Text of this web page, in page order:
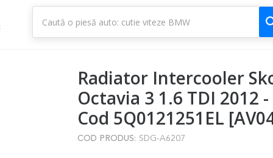
Radiator Intercooler
Octavia 3 1.6 TDI 2012
Cod 5Q0121251EL
COD PRODUS: SDG-A6207